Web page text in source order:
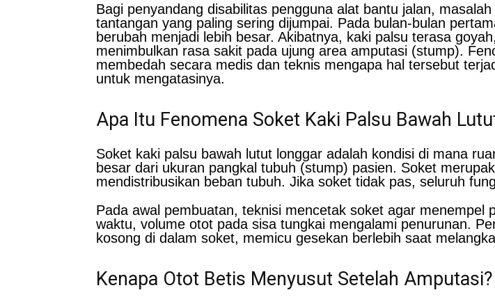
Bagi penyandang disabilitas pengguna alat bantu jalan, masalah
tantangan yang paling sering dijumpai. Pada bulan-bulan
berubah menjadi lebih besar. Akibatnya, kaki palsu terasa
menimbulkan rasa sakit pada ujung area amputasi (stump).
membedah secara medis dan teknis mengapa hal tersebut
untuk mengatasinya.
Apa Itu Fenomena Soket Kaki Palsu Bawah
Soket kaki palsu bawah lutut longgar adalah kondisi di mana
besar dari ukuran pangkal tubuh (stump) pasien. Soket
mendistribusikan beban tubuh. Jika soket tidak pas, seluruh
Pada awal pembuatan, teknisi mencetak soket agar
waktu, volume otot pada sisa tungkai mengalami penurunan.
kosong di dalam soket, memicu gesekan berlebih saat
Kenapa Otot Betis Menyusut Setelah Amputasi?